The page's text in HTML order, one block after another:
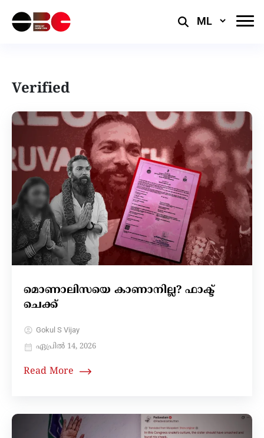
Select
Verified
മൊണാലിസയെ കാണാനില്ല? ഫാക്ട്
ചെക്ക്
Gokul S Vijay
ഏപ്രിൽ 14, 2026
Read More